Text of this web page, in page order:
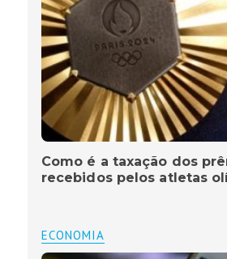
Como é a taxação dos
recebidos pelos atletas
ECONOMIA